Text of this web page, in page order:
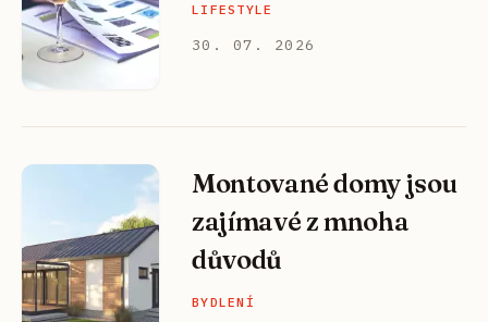
LIFESTYLE
30. 07. 2026
Montované domy jsou
zajímavé z mnoha
důvodů
BYDLENÍ